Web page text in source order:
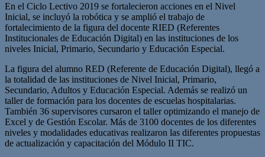
En el Ciclo Lectivo 2019 se fortalecieron acciones en el Nivel
Inicial, se incluyó la robótica y se amplió el trabajo de
fortalecimiento de la figura del docente RIED (Referentes
Institucionales de Educación Digital) en las instituciones de los
niveles Inicial, Primario, Secundario y Educación Especial.
La figura del alumno RED (Referente de Educación Digital), llegó a
la totalidad de las instituciones de Nivel Inicial, Primario,
Secundario, Adultos y Educación Especial. Además se realizó un
taller de formación para los docentes de escuelas hospitalarias.
También 36 supervisores cursaron el taller optimizando el manejo de
Excel y de Gestión Escolar. Más de 3100 docentes de los diferentes
niveles y modalidades educativas realizaron las diferentes propuestas
de actualización y capacitación del Módulo II TIC.